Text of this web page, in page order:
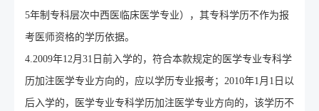
5年制专科层次中西医临床医学专业），其专科学历不作为报
考医师资格的学历依据。
4.2009年12月31日前入学的，符合本款规定的医学专业专科学
历加注医学专业方向的，应以学历专业报考；2010年1月1日以
后入学的，医学专业专科学历加注医学专业方向的，该学历不